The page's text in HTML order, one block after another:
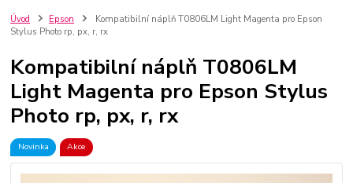
Úvod Epson
Kompatibilní náplň T0806LM Light Magenta pro Epson
Stylus Photo rp, px, r, rx
Kompatibilní náplň T0806LM
Light Magenta pro Epson Stylus
Photo rp, px, r, rx
Novinka Akce